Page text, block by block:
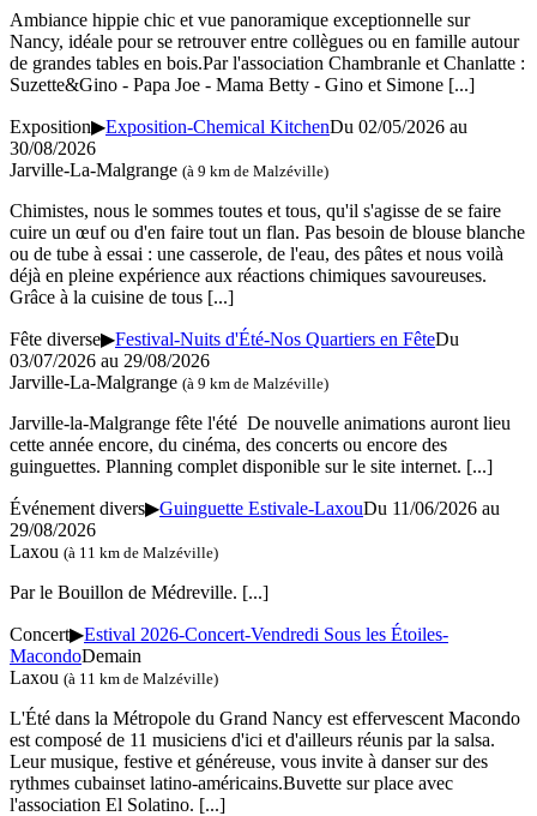
Ambiance hippie chic et vue panoramique exceptionnelle sur
Nancy, idéale pour se retrouver entre collègues ou en famille autour
de grandes tables en bois.Par l'association Chambranle et Chanlatte :
Suzette&Gino - Papa Joe - Mama Betty - Gino et Simone [...]
Exposition▶Exposition-Chemical KitchenDu 02/05/2026 au
30/08/2026
Jarville-La-Malgrange (à 9 km de Malzéville)
Chimistes, nous le sommes toutes et tous, qu'il s'agisse de se faire
cuire un œuf ou d'en faire tout un flan. Pas besoin de blouse blanche
ou de tube à essai : une casserole, de l'eau, des pâtes et nous voilà
déjà en pleine expérience aux réactions chimiques savoureuses.
Grâce à la cuisine de tous [...]
Fête diverse▶Festival-Nuits d'Été-Nos Quartiers en FêteDu
03/07/2026 au 29/08/2026
Jarville-La-Malgrange (à 9 km de Malzéville)
Jarville-la-Malgrange fête l'été De nouvelle animations auront lieu
cette année encore, du cinéma, des concerts ou encore des
guinguettes. Planning complet disponible sur le site internet. [...]
Événement divers▶Guinguette Estivale-LaxouDu 11/06/2026 au
29/08/2026
Laxou (à 11 km de Malzéville)
Par le Bouillon de Médreville. [...]
Concert▶Estival 2026-Concert-Vendredi Sous les Étoiles-
MacondoDemain
Laxou (à 11 km de Malzéville)
L'Été dans la Métropole du Grand Nancy est effervescent Macondo
est composé de 11 musiciens d'ici et d'ailleurs réunis par la salsa.
Leur musique, festive et généreuse, vous invite à danser sur des
rythmes cubainset latino-américains.Buvette sur place avec
l'association El Solatino. [...]